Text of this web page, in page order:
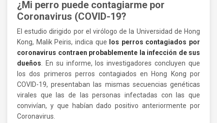
¿Mi perro puede contagiarme por
Coronavirus (COVID-19?
El estudio dirigido por el virólogo de la Universidad de Hong
Kong, Malik Peiris, indica que
los perros contagiados por
coronavirus contraen probablemente la infección de sus
dueños . En su informe, los investigadores concluyen que
los dos primeros perros contagiados en Hong Kong por
COVID-19, presentaban las mismas secuencias genéticas
virales que las de las personas infectadas con las que
convivían, y que habían dado positivo anteriormente por
Coronavirus.